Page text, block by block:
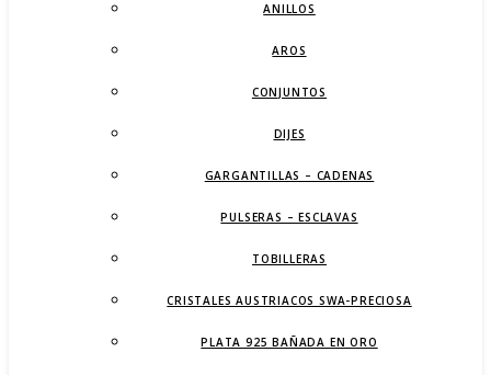
ANILLOS
AROS
CONJUNTOS
DIJES
GARGANTILLAS – CADENAS
PULSERAS – ESCLAVAS
TOBILLERAS
CRISTALES AUSTRIACOS SWA-PRECIOSA
PLATA 925 BAÑADA EN ORO